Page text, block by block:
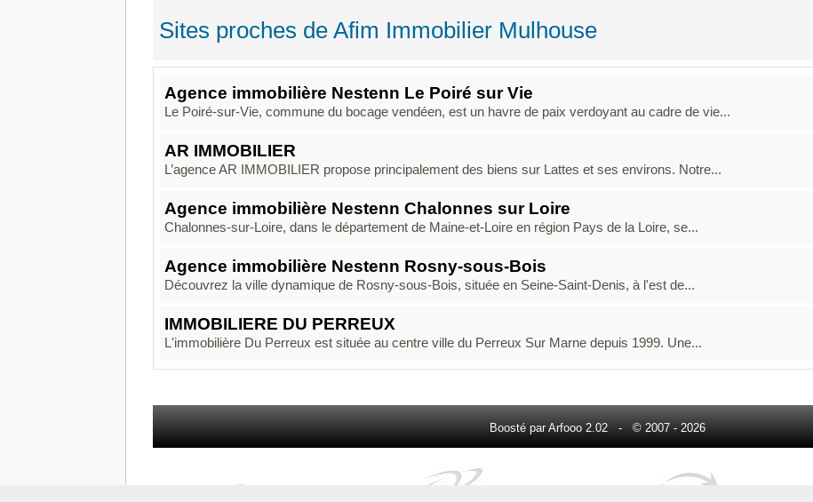
Sites proches de Afim Immobilier Mulhouse
Agence immobilière Nestenn Le Poiré sur Vie
Le Poiré-sur-Vie, commune du bocage vendéen, est un havre de paix verdoyant au cadre de vie...
AR IMMOBILIER
L’agence AR IMMOBILIER propose principalement des biens sur Lattes et ses environs. Notre...
Agence immobilière Nestenn Chalonnes sur Loire
Chalonnes-sur-Loire, dans le département de Maine-et-Loire en région Pays de la Loire, se...
Agence immobilière Nestenn Rosny-sous-Bois
Découvrez la ville dynamique de Rosny-sous-Bois, située en Seine-Saint-Denis, à l'est de...
IMMOBILIERE DU PERREUX
L'immobilière Du Perreux est située au centre ville du Perreux Sur Marne depuis 1999. Une...
Boosté par Arfooo 2.02 - © 2007 - 2026